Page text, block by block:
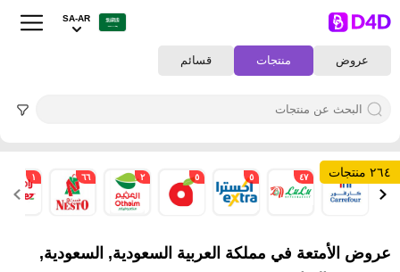
عروض منتجات قسائم
SA-AR
٢٦٤ منتجات ٣ ٤٧ ٥ ٥ ٢ ٦٦ ١
عروض الأمتعة في مملكة العربية السعودية, السعودية,